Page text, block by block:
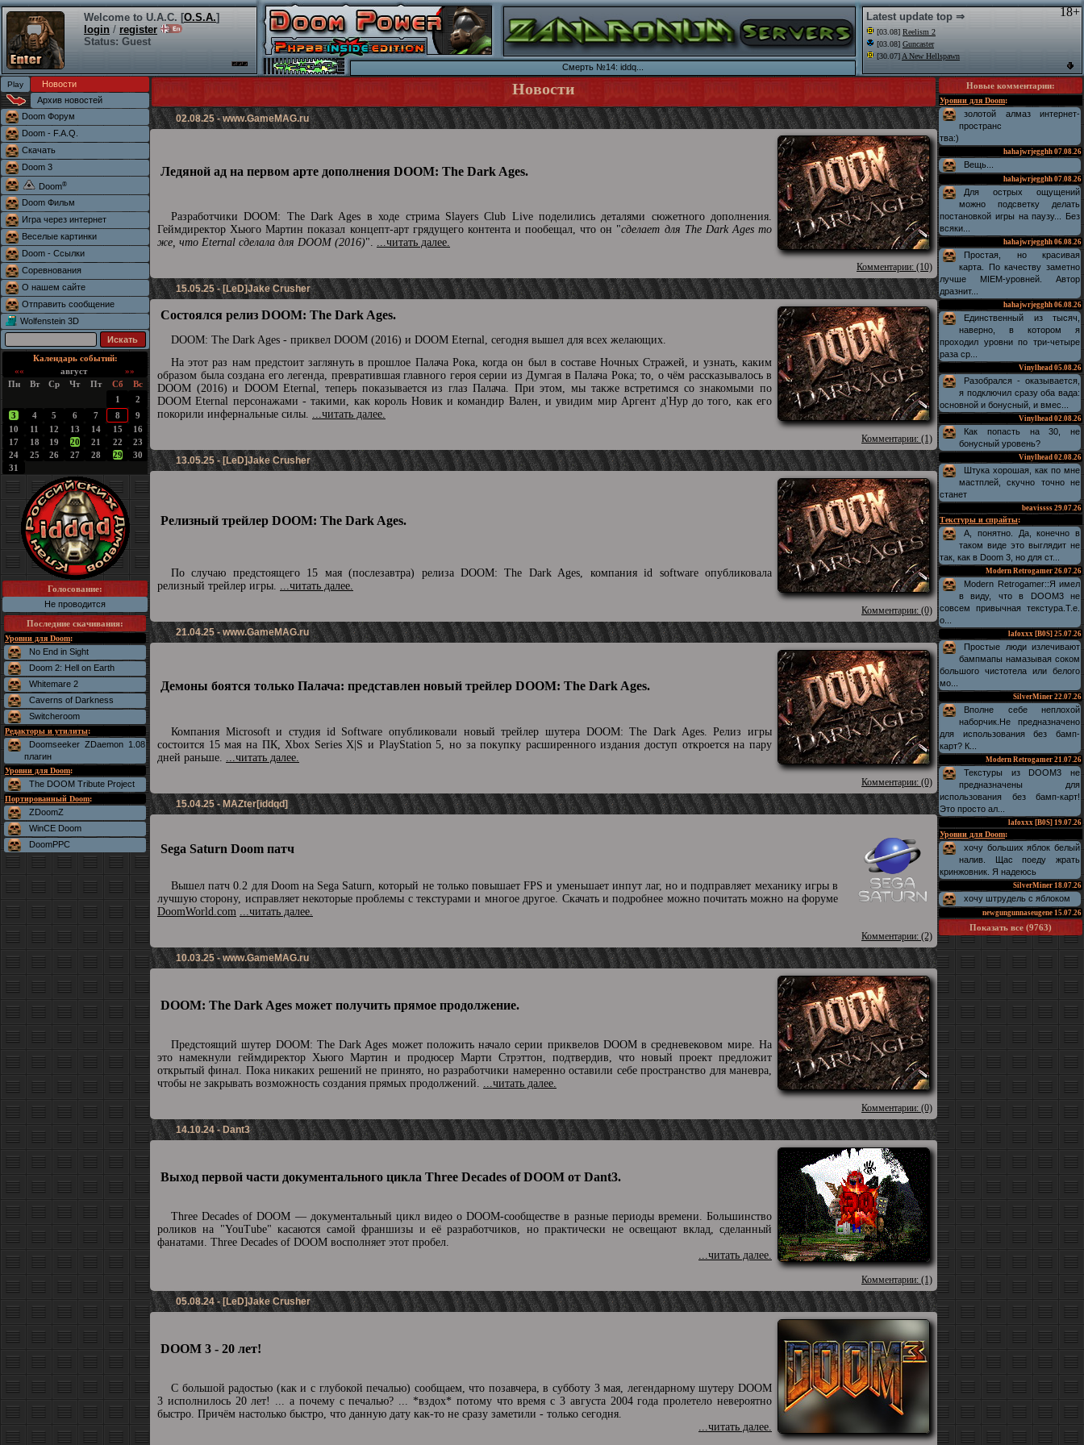
18+
Welcome to U.A.C. [O.S.A.]
login / register
Status: Guest
Latest update top ⇒
[03.08] Reelism 2
[03.08] Guncaster
[30.07] A New Hellspawn
Смерть №14: iddq...
Новости
Архив новостей
Doom Форум
Doom - F.A.Q.
Скачать
Doom 3
Doom®
Doom Фильм
Игра через интернет
Веселые картинки
Doom - Ссылки
Соревнования
О нашем сайте
Отправить сообщение
Wolfenstein 3D
Календарь событий:
««
август
»»
Пн
Вт Ср Чт Пт Сб
Вс
1
2
3
4 5 6 7 8
9
10
11 12 13 14 15
16
17
18 19 20 21 22
23
24
25 26 27 28 29
30
31
Голосование:
Не проводится
Последние скачивания:
Уровни для Doom:
No End in Sight
Doom 2: Hell on Earth
Whitemare 2
Caverns of Darkness
Switcheroom
Редакторы и утилиты:
Doomseeker ZDaemon 1.08
плагин
Уровни для Doom:
The DOOM Tribute Project
Портированный Doom:
ZDoomZ
WinCE Doom
DoomPPC
Новости
02.08.25 -www.GameMAG.ru
Ледяной ад на первом арте дополнения DOOM: The Dark Ages.
Разработчики DOOM: The Dark Ages в ходе стрима Slayers Club Live поделились деталями сюжетного дополнения.
Геймдиректор Хьюго Мартин показал концепт-арт грядущего контента и пообещал, что он "сделает для The Dark Ages то
же, что Eternal сделала для DOOM (2016)". ...читать далее.
Комментарии: (10)
15.05.25 - [LeD]Jake Crusher
Состоялся релиз DOOM: The Dark Ages.
DOOM: The Dark Ages - приквел DOOM (2016) и DOOM Eternal, сегодня вышел для всех желающих.
На этот раз нам предстоит заглянуть в прошлое Палача Рока, когда он был в составе Ночных Стражей, и узнать, каким
образом была создана его легенда, превратившая главного героя серии из Думгая в Палача Рока; то, о чём рассказывалось в
DOOM (2016) и DOOM Eternal, теперь показывается из глаз Палача. При этом, мы также встретимся со знакомыми по
DOOM Eternal персонажами - такими, как король Новик и командир Вален, и увидим мир Аргент д'Нур до того, как его
покорили инфернальные силы. ...читать далее.
Комментарии: (1)
13.05.25 - [LeD]Jake Crusher
Релизный трейлер DOOM: The Dark Ages.
По случаю предстоящего 15 мая (послезавтра) релиза DOOM: The Dark Ages, компания id software опубликовала
релизный трейлер игры. ...читать далее.
Комментарии: (0)
21.04.25 -www.GameMAG.ru
Демоны боятся только Палача: представлен новый трейлер DOOM: The Dark Ages.
Компания Microsoft и студия id Software опубликовали новый трейлер шутера DOOM: The Dark Ages. Релиз игры
состоится 15 мая на ПК, Xbox Series X|S и PlayStation 5, но за покупку расширенного издания доступ откроется на пару
дней раньше. ...читать далее.
Комментарии: (0)
15.04.25 - MAZter[iddqd]
Sega Saturn Doom патч
Вышел патч 0.2 для Doom на Sega Saturn, который не только повышает FPS и уменьшает инпут лаг, но и подправляет механику игры в
лучшую сторону, исправляет некоторые проблемы с текстурами и многое другое. Скачать и подробнее можно почитать можно на форуме
DoomWorld.com ...читать далее.
Комментарии: (2)
10.03.25 -www.GameMAG.ru
DOOM: The Dark Ages может получить прямое продолжение.
Предстоящий шутер DOOM: The Dark Ages может положить начало серии приквелов DOOM в средневековом мире. На
это намекнули геймдиректор Хьюго Мартин и продюсер Марти Стрэттон, подтвердив, что новый проект предложит
открытый финал. Пока никаких решений не принято, но разработчики намеренно оставили себе пространство для маневра,
чтобы не закрывать возможность создания прямых продолжений. ...читать далее.
Комментарии: (0)
14.10.24 - Dant3
Выход первой части документального цикла Three Decades of DOOM от Dant3.
Three Decades of DOOM — документальный цикл видео о DOOM-сообществе в разные периоды времени. Большинство
роликов на "YouTube" касаются самой франшизы и её разработчиков, но практически не освещают вклад, сделанный
фанатами. Three Decades of DOOM восполняет этот пробел.
...читать далее.
Комментарии: (1)
05.08.24 - [LeD]Jake Crusher
DOOM 3 - 20 лет!
С большой радостью (как и с глубокой печалью) сообщаем, что позавчера, в субботу 3 мая, легендарному шутеру DOOM
3 исполнилось 20 лет! ... а почему с печалью? ... *вздох* потому что время с 3 августа 2004 года пролетело невероятно
быстро. Причём настолько быстро, что данную дату как-то не сразу заметили - только сегодня.
...читать далее.
Новые комментарии:
Уровни для Doom:
золотой алмаз интернет-
пространс
тва:)
hahajwrjegghh 07.08.26
Вещь...
hahajwrjegghh 07.08.26
Для острых ощущений
можно подсветку делать
постановкой игры на паузу... Без
всяки...
hahajwrjegghh 06.08.26
Простая, но красивая
карта. По качеству заметно
лучше MIEM-уровней. Автор
дразнит...
hahajwrjegghh 06.08.26
Единственный из тысяч,
наверно, в котором я
проходил уровни по три-четыре
раза ср...
Vinylhead 05.08.26
Разобрался - оказывается,
я подключил сразу оба вада:
основной и бонусный, и вмес...
Vinylhead 02.08.26
Как попасть на 30, не
бонусный уровень?
Vinylhead 02.08.26
Штука хорошая, как по мне
мастплей, скучно точно не
станет
beavissss 29.07.26
Текстуры и спрайты:
А, понятно. Да, конечно в
таком виде это выглядит не
так, как в Doom 3, но для ст...
Modern Retrogamer 26.07.26
Modern Retrogamer::Я имел
в виду, что в DOOM3 не
совсем привычная текстура.Т.е.
о...
lafoxxx [B0S] 25.07.26
Простые люди излечивают
бампмапы намазывая соком
большого чистотела или белого
мо...
SilverMiner 22.07.26
Вполне себе неплохой
наборчик.Не предназначено
для использования без бамп-
карт? К...
Modern Retrogamer 21.07.26
Текстуры из DOOM3 не
предназначены для
использования без бамп-карт!
Это просто ал...
lafoxxx [B0S] 19.07.26
Уровни для Doom:
хочу больших яблок белый
налив. Щас поеду жрать
кринжовник. Я надеюсь
SilverMiner 18.07.26
хочу штрудель с яблоком
newgungunnaseugene 15.07.26
Показать все (9763)